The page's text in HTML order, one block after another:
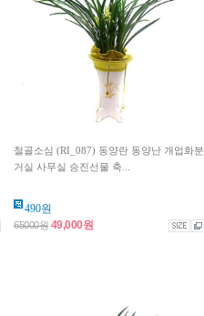
철골소심 (RI_087) 동양란 동양난 개업화분
거실 사무실 승진선물 축...
490원
65000원 49,000원